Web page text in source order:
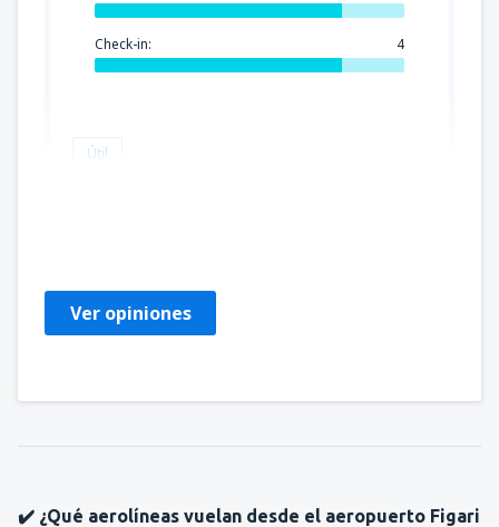
Check-in: 4
Útil
Ver opiniones
✔️ ¿Qué aerolíneas vuelan desde el aeropuerto Figari